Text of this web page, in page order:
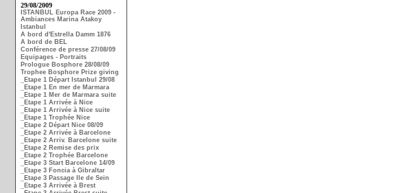
29/08/2009
ISTANBUL Europa Race 2009 -
Ambiances Marina Atakoy
Istanbul
A bord d'Estrella Damm 1876
A bord de BEL
Conférence de presse 27/08/09
Equipages - Portraits
Prologue Bosphore 28/08/09
Trophee Bosphore Prize giving
_Etape 1 Départ Istanbul 29/08
_Etape 1 En mer de Marmara
_Etape 1 Mer de Marmara suite
_Etape 1 Arrivée à Nice
_Etape 1 Arrivée à Nice suite
_Etape 1 Trophée Nice
_Etape 2 Départ Nice 08/09
_Etape 2 Arrivée à Barcelone
_Etape 2 Arriv. Barcelone suite
_Etape 2 Remise des prix
_Etape 2 Trophée Barcelone
_Etape 3 Start Barcelone 14/09
_Etape 3 Foncia à Gibraltar
_Etape 3 Passage Ile de Sein
_Etape 3 Arrivée à Brest